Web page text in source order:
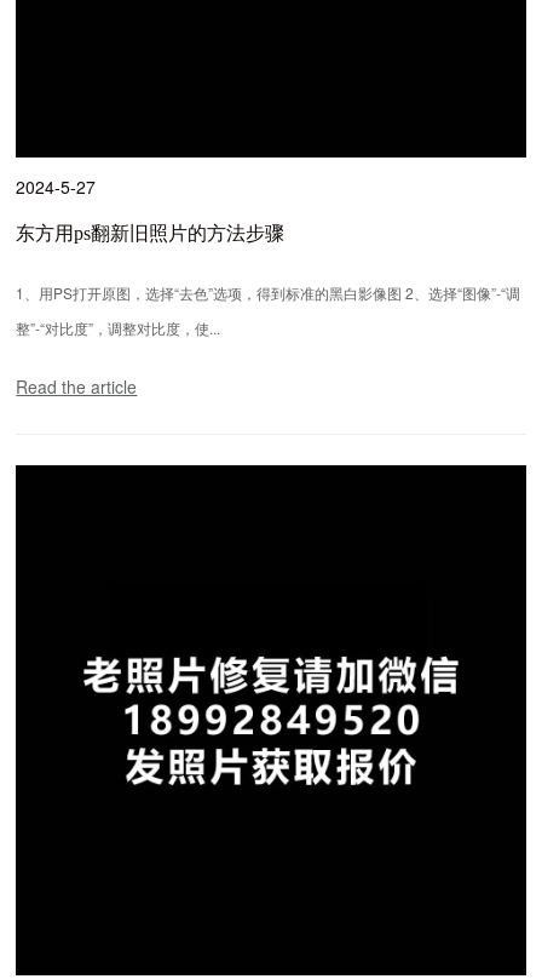
2024-5-27
东方用ps翻新旧照片的方法步骤
1、用PS打开原图，选择“去色”选项，得到标准的黑白影像图 2、选择“图像”-“调
整”-“对比度”，调整对比度，使...
Read the article